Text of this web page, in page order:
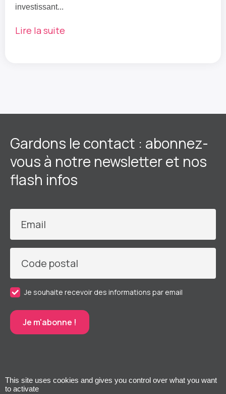
investissant...
Lire la suite
Gardons le contact : abonnez-
vous à notre newsletter et nos
flash infos
Email
Code postal
Je souhaite recevoir des informations par email
This site uses cookies and gives you control over what you want
to activate